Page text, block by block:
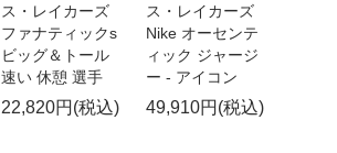
ス・レイカーズ
ファナティックs
ビッグ＆トール
速い 休憩 選手
22,820円(税込)
ス・レイカーズ
Nike オーセンテ
ィック ジャージ
ー - アイコン
49,910円(税込)